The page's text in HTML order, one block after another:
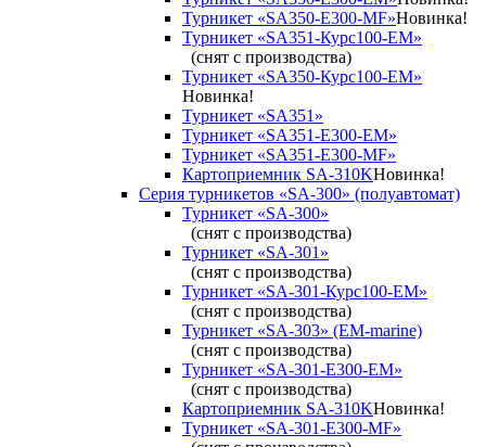
Турникет «SA350-Е300-MF»Новинка!
Турникет «SA351-Курс100-ЕМ»
(снят с производства)
Турникет «SA350-Курс100-EM»
Новинка!
Турникет «SA351»
Турникет «SA351-Е300-ЕМ»
Турникет «SA351-Е300-MF»
Картоприемник SA-310KНовинка!
Серия турникетов «SA-300» (полуавтомат)
Турникет «SA-300»
(снят с производства)
Турникет «SA-301»
(снят с производства)
Турникет «SA-301-Курс100-ЕМ»
(снят с производства)
Турникет «SA-303» (EM-marine)
(снят с производства)
Турникет «SA-301-Е300-ЕМ»
(снят с производства)
Картоприемник SA-310KНовинка!
Турникет «SA-301-Е300-MF»